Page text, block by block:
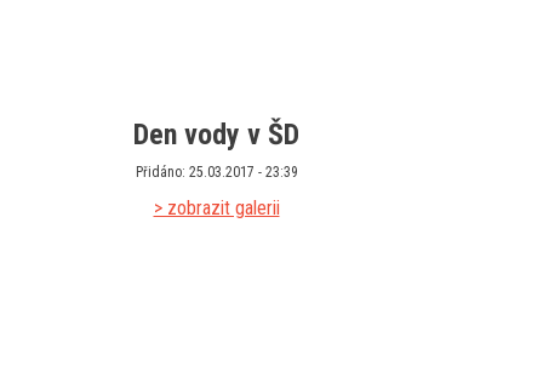
Den vody v ŠD
Přidáno: 25.03.2017 - 23:39
> zobrazit galerii